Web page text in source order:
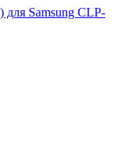
Samsung CLP-